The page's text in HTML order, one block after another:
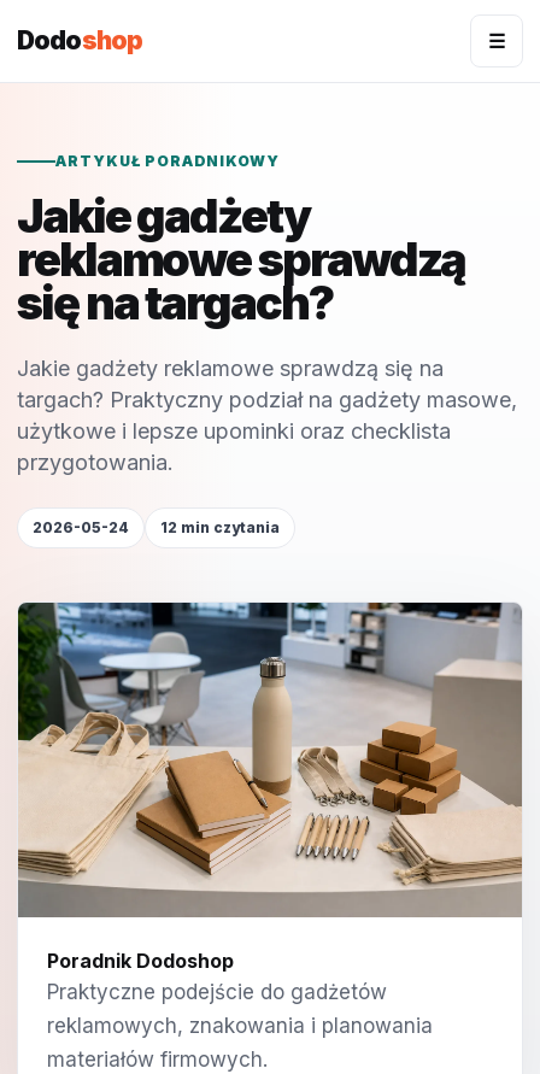
Dodoshop ☰
ARTYKUŁ PORADNIKOWY
Jakie gadżety
reklamowe sprawdzą
się na targach?
Jakie gadżety reklamowe sprawdzą się na
targach? Praktyczny podział na gadżety masowe,
użytkowe i lepsze upominki oraz checklista
przygotowania.
2026-05-24 12 min czytania
Poradnik Dodoshop
Praktyczne podejście do gadżetów
reklamowych, znakowania i planowania
materiałów firmowych.